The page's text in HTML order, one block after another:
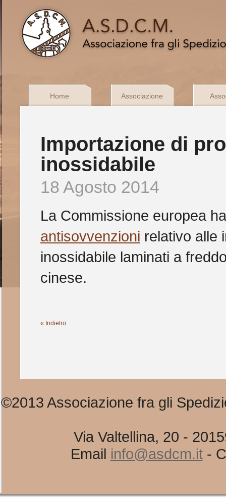
Home Associazione
Importazione di
inossidabile
18 Agosto 2014
La Commissione europea
antisovvenzioni relativo alle
inossidabile laminati a
cinese.
« Indietro
©2013 Associazione fra gli
Via Valtellina, 20 -
Email info@asdcm.it-